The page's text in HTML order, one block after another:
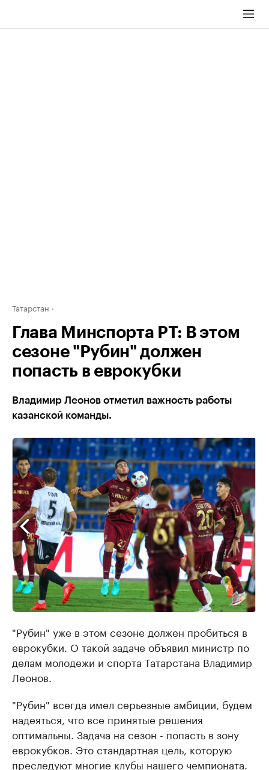
Татарстан
Глава Минспорта РТ: В этом
сезоне "Рубин" должен
попасть в еврокубки
Владимир Леонов отметил важность работы
казанской команды.
"Рубин" уже в этом сезоне должен пробиться в
еврокубки. О такой задаче объявил министр по
делам молодежи и спорта Татарстана Владимир
Леонов.
"Рубин" всегда имел серьезные амбиции, будем
надеяться, что все принятые решения
оптимальны. Задача на сезон - попасть в зону
еврокубков. Это стандартная цель, которую
преследуют многие клубы нашего чемпионата.